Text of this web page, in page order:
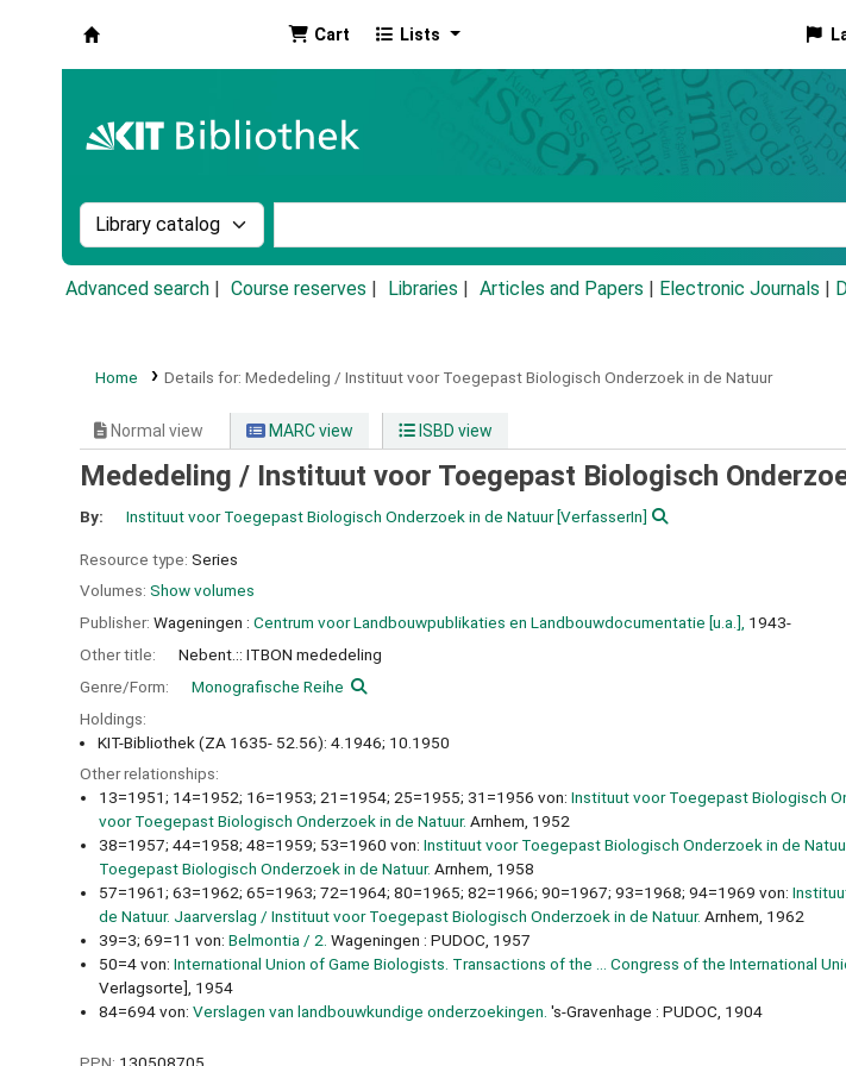
Cart Lists
Search the catalog by:
Advanced search Course reserves Libraries Articles and Papers Electronic Journals
Home Details for: Mededeling / Instituut voor Toegepast Biologisch Onderzoek in de Natuur
Normal view MARC view ISBD view
Mededeling / Instituut voor Toegepast Biologisch
By: Instituut voor Toegepast Biologisch Onderzoek in de Natuur[VerfasserIn]
Resource type: Series
Volumes: Show volumes
Publisher: Wageningen : Centrum voor Landbouwpublikaties en Landbouwdocumentatie [u.a.], 1943-
Other title:
Nebent.:: ITBON mededeling
Genre/Form:
Monografische Reihe
Holdings:
KIT-Bibliothek (ZA 1635- 52.56): 4.1946; 10.1950
Other relationships:
13=1951; 14=1952; 16=1953; 21=1954; 25=1955; 31=1956 von: Instituut voor Toegepast Biologisch
voor Toegepast Biologisch Onderzoek in de Natuur. Arnhem, 1952
38=1957; 44=1958; 48=1959; 53=1960 von: Instituut voor Toegepast Biologisch Onderzoek in de
Toegepast Biologisch Onderzoek in de Natuur. Arnhem, 1958
57=1961; 63=1962; 65=1963; 72=1964; 80=1965; 82=1966; 90=1967; 93=1968; 94=1969 von:
de Natuur. Jaarverslag / Instituut voor Toegepast Biologisch Onderzoek in de Natuur. Arnhem, 1962
39=3; 69=11 von: Belmontia / 2. Wageningen : PUDOC, 1957
50=4 von: International Union of Game Biologists. Transactions of the ... Congress of the International
Verlagsorte], 1954
84=694 von: Verslagen van landbouwkundige onderzoekingen. 's-Gravenhage : PUDOC, 1904